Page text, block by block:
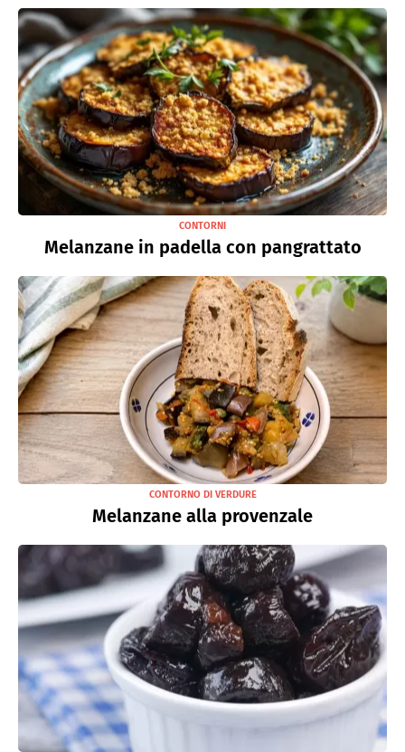
CONTORNI
Melanzane in padella con pangrattato
CONTORNO DI VERDURE
Melanzane alla provenzale